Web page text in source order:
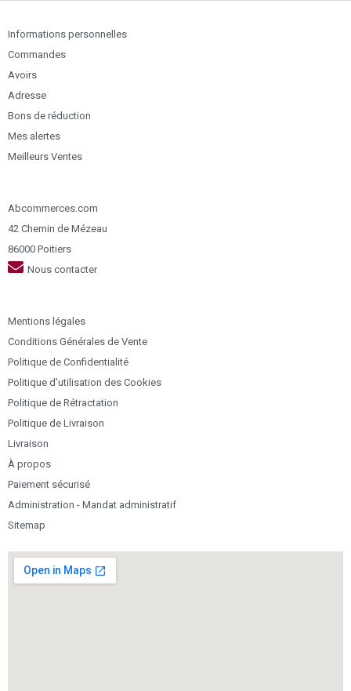
Informations personnelles
Commandes
Avoirs
Adresse
Bons de réduction
Mes alertes
Meilleurs Ventes
Abcommerces.com
42 Chemin de Mézeau
86000 Poitiers
Nous contacter
Mentions légales
Conditions Générales de Vente
Politique de Confidentialité
Politique d’utilisation des Cookies
Politique de Rétractation
Politique de Livraison
Livraison
À propos
Paiement sécurisé
Administration - Mandat administratif
Sitemap